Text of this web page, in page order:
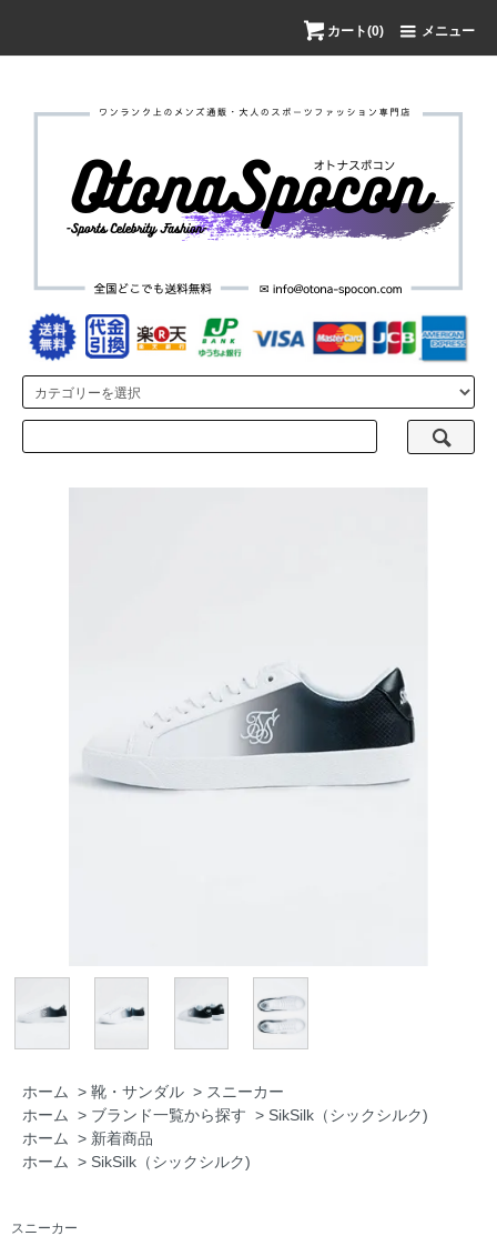
カート(0) メニュー
ホーム > 靴・サンダル > スニーカー
ホーム
> ブランド一覧から探す > SikSilk（シックシルク)
ホーム
> 新着商品
ホーム
> SikSilk（シックシルク)
スニーカー